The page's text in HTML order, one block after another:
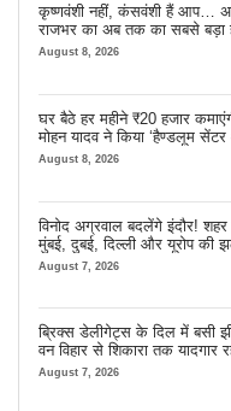
कृष्णवंशी नहीं, कंसवंशी हैं आप…
राजभर का अब तक का सबसे बड़ा
August 8, 2026
घर बैठे हर महीने ₹20 हजार
मोहन यादव ने किया ‘हैण्डलूम
शुभारंभ
August 8, 2026
विनोद अग्रवाल बदलेंगे इंदौर!
मुंबई, दुबई, दिल्ली और यूरोप की
August 7, 2026
ब्रिक्स डेलीगेट्स के दिल में बसी
वन विहार से शिकारा तक यादगार
August 7, 2026